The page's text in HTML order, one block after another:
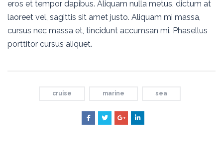
eros et tempor dapibus. Aliquam nulla metus, dictum at
laoreet vel, sagittis sit amet justo. Aliquam mi massa,
cursus nec massa et, tincidunt accumsan mi. Phasellus
porttitor cursus aliquet.
cruise marine sea